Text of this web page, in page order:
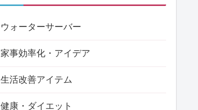
ウォーターサーバー
家事効率化・アイデア
生活改善アイテム
健康・ダイエット